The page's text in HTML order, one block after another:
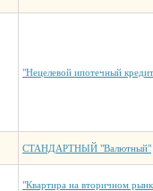
"Нецелевой ипотечный
СТАНДАРТНЫЙ "Валютный"
"Квартира на вторичном